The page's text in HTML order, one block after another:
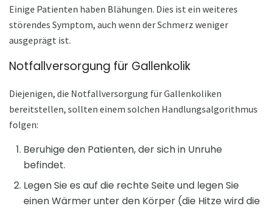
Einige Patienten haben Blähungen. Dies ist ein weiteres
störendes Symptom, auch wenn der Schmerz weniger
ausgeprägt ist.
Notfallversorgung für Gallenkolik
Diejenigen, die Notfallversorgung für Gallenkoliken
bereitstellen, sollten einem solchen Handlungsalgorithmus
folgen:
Beruhige den Patienten, der sich in Unruhe
befindet.
Legen Sie es auf die rechte Seite und legen Sie
einen Wärmer unter den Körper (die Hitze wird die